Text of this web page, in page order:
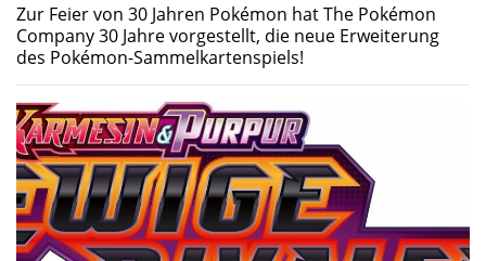
Zur Feier von 30 Jahren Pokémon hat The Pokémon
Company 30 Jahre vorgestellt, die neue Erweiterung
des Pokémon-Sammelkartenspiels!